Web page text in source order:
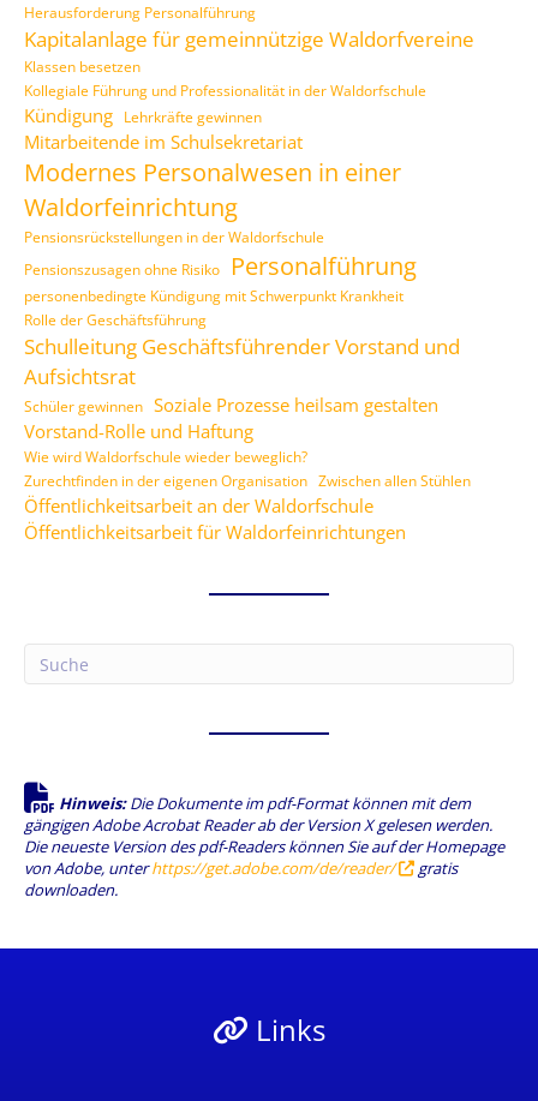
Herausforderung Personalführung
Kapitalanlage für gemeinnützige Waldorfvereine
Klassen besetzen
Kollegiale Führung und Professionalität in der Waldorfschule
Kündigung Lehrkräfte gewinnen
Mitarbeitende im Schulsekretariat
Modernes Personalwesen in einer
Waldorfeinrichtung
Pensionsrückstellungen in der Waldorfschule
Pensionszusagen ohne Risiko
Personalführung
personenbedingte Kündigung mit Schwerpunkt Krankheit
Rolle der Geschäftsführung
Schulleitung Geschäftsführender Vorstand und
Aufsichtsrat
Schüler gewinnen Soziale Prozesse heilsam gestalten
Vorstand-Rolle und Haftung
Wie wird Waldorfschule wieder beweglich?
Zurechtfinden in der eigenen Organisation Zwischen allen Stühlen
Öffentlichkeitsarbeit an der Waldorfschule
Öffentlichkeitsarbeit für Waldorfeinrichtungen
Hinweis:Die Dokumente im pdf-Format können mit dem
gängigen Adobe Acrobat Reader ab der Version X gelesen werden.
Die neueste Version des pdf-Readers können Sie auf der Homepage
von Adobe, unterhttps://get.adobe.com/de/reader/
gratis
downloaden.
Links